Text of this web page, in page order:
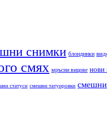
снимки блондинки
смях мръсни вицове нови
статуси смешни татуировки смешни